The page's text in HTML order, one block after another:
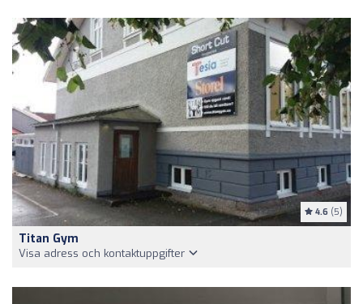
4.6 (5)
Titan Gym
Visa adress och kontaktuppgifter